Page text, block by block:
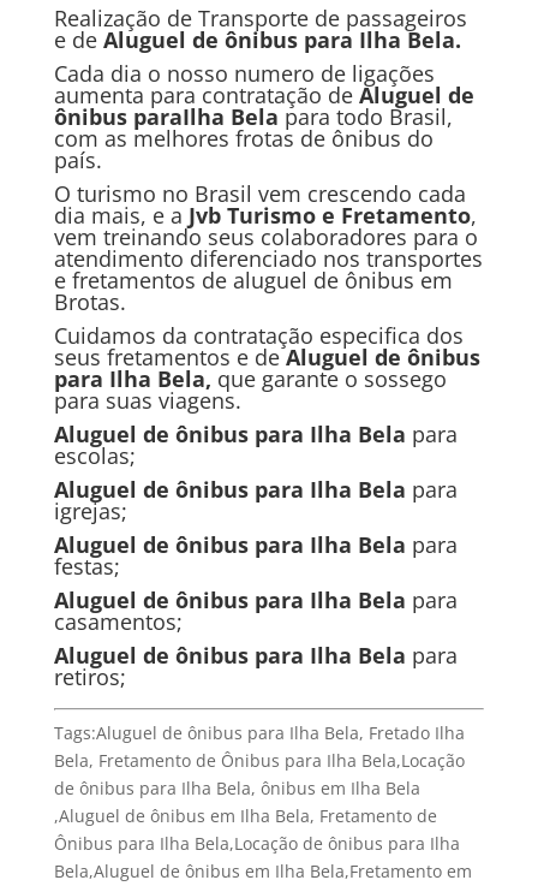
Realização de Transporte de passageiros
e de Aluguel de ônibus para Ilha Bela.
Cada dia o nosso numero de ligações
aumenta para contratação de Aluguel de
ônibus paraIlha Bela para todo Brasil,
com as melhores frotas de ônibus do
país.
O turismo no Brasil vem crescendo cada
dia mais, e a Jvb Turismo e Fretamento,
vem treinando seus colaboradores para o
atendimento diferenciado nos transportes
e fretamentos de aluguel de ônibus em
Brotas.
Cuidamos da contratação especifica dos
seus fretamentos e deAluguel de ônibus
para Ilha Bela, que garante o sossego
para suas viagens.
Aluguel de ônibus para Ilha Bela para
escolas;
Aluguel de ônibus para Ilha Bela para
igrejas;
Aluguel de ônibus para Ilha Bela para
festas;
Aluguel de ônibus para Ilha Bela para
casamentos;
Aluguel de ônibus para Ilha Bela para
retiros;
Tags:Aluguel de ônibus para Ilha Bela, Fretado Ilha
Bela, Fretamento de Ônibus para Ilha Bela,Locação
de ônibus para Ilha Bela, ônibus em Ilha Bela
,Aluguel de ônibus em Ilha Bela, Fretamento de
Ônibus para Ilha Bela,Locação de ônibus para Ilha
Bela,Aluguel de ônibus em Ilha Bela,Fretamento em